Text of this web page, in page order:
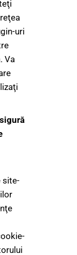
uri
Va
site-